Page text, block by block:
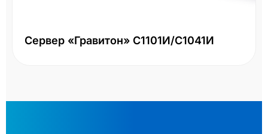
Сервер «Гравитон» С1101И/С1041И